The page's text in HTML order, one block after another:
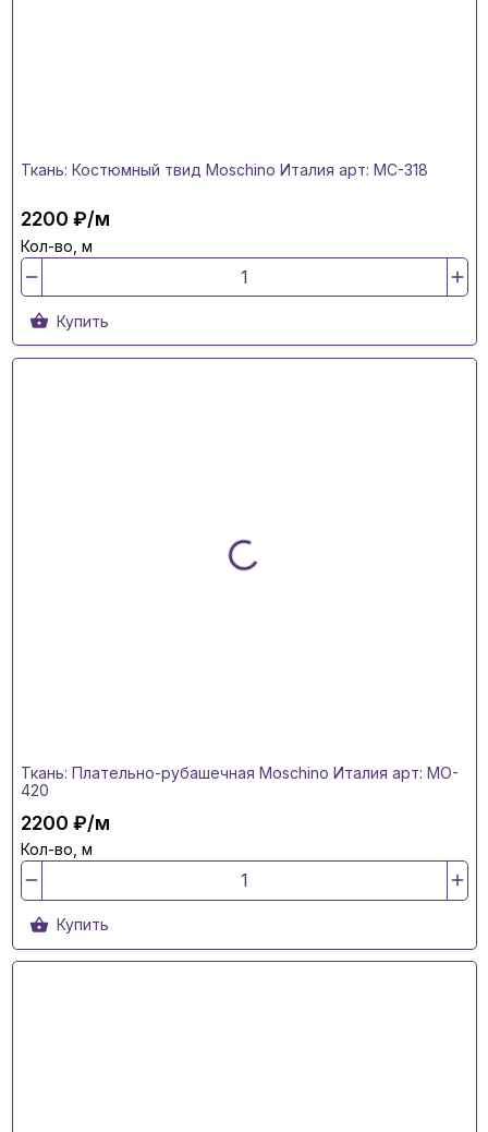
Ткань: Костюмный твид Moschino Италия арт: MC-318
2200 ₽/м
Кол-во, м
Купить
Ткань: Плательно-рубашечная Moschino Италия арт: MO-
420
2200 ₽/м
Кол-во, м
Купить